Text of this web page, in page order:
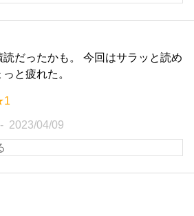
読だったかも。 今回はサラッと読め
と疲れた。
2023/04/09